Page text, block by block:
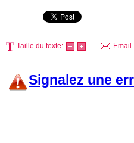
Taille du texte: Email
Signalez une